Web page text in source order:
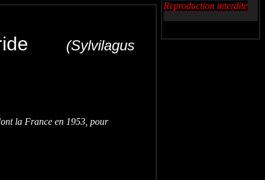
(Sylvilagus
la France en 1953, pour
Reproduction interdite